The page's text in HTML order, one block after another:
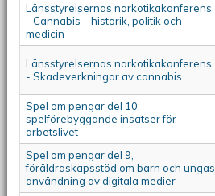
Länsstyrelsernas narkotikakonferens
- Cannabis – historik, politik och
medicin
Länsstyrelsernas narkotikakonferens
- Skadeverkningar av cannabis
Spel om pengar del 10,
spelförebyggande insatser för
arbetslivet
Spel om pengar del 9,
föräldraskapsstöd om barn och ungas
användning av digitala medier